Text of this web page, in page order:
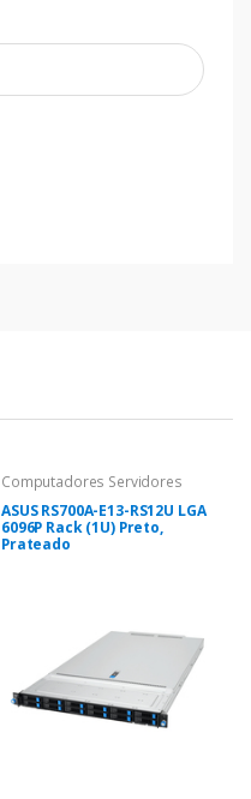
Computadores Servidores
ASUS RS700A-E13-RS12U LGA
6096P Rack (1U) Preto,
Prateado